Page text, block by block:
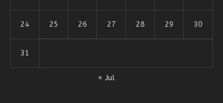
24 25 26 27 28 29 30
31
« Jul